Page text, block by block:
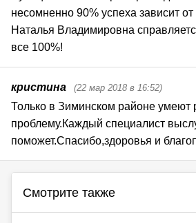
несомненно 90% успеха зависит
Наталья Владимировна
все 100%!
кристина (22 мар 2018 в 16:52)
Только в Зиминском районе
проблему.Каждый специалист
поможет.Спасибо,здоровья и
Смотрите также